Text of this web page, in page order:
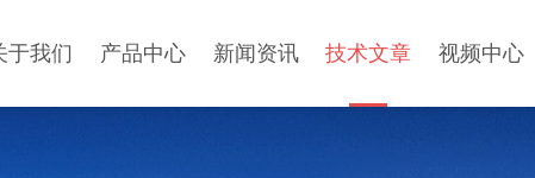
于我们 产品中心 新闻资讯 技术文章 视频中心